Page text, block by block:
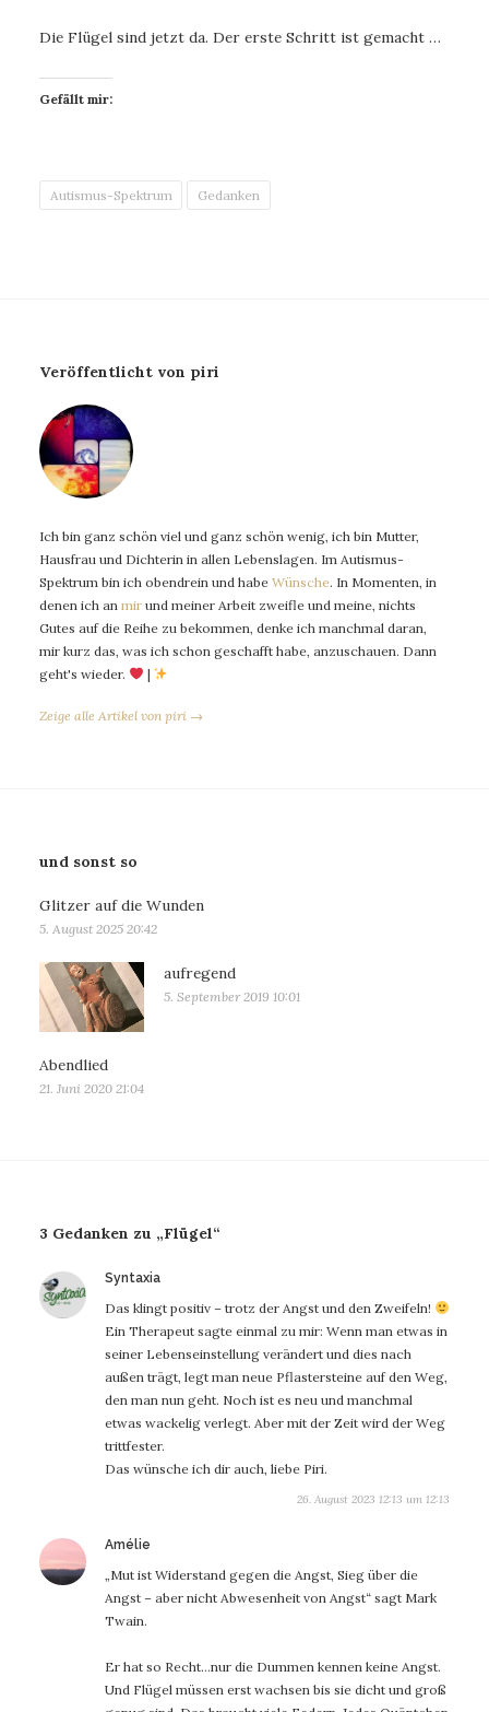
Die Flügel sind jetzt da. Der erste Schritt ist gemacht …
Gefällt mir:
Autismus-Spektrum Gedanken
Veröffentlicht von piri
Ich bin ganz schön viel und ganz schön wenig, ich bin Mutter,
Hausfrau und Dichterin in allen Lebenslagen. Im Autismus-
Spektrum bin ich obendrein und habe Wünsche. In Momenten, in
denen ich an mir und meiner Arbeit zweifle und meine, nichts
Gutes auf die Reihe zu bekommen, denke ich manchmal daran,
mir kurz das, was ich schon geschafft habe, anzuschauen. Dann
geht's wieder.
|
Zeige alle Artikel von piri →
und sonst so
Glitzer auf die Wunden
5. August 2025 20:42
aufregend
5. September 2019 10:01
Abendlied
21. Juni 2020 21:04
3 Gedanken zu „Flügel“
Syntaxia
Das klingt positiv – trotz der Angst und den Zweifeln!
Ein Therapeut sagte einmal zu mir: Wenn man etwas in
seiner Lebenseinstellung verändert und dies nach
außen trägt, legt man neue Pflastersteine auf den Weg,
den man nun geht. Noch ist es neu und manchmal
etwas wackelig verlegt. Aber mit der Zeit wird der Weg
trittfester.
Das wünsche ich dir auch, liebe Piri.
26. August 2023 12:13 um 12:13
Amélie
„Mut ist Widerstand gegen die Angst, Sieg über die
Angst – aber nicht Abwesenheit von Angst“ sagt Mark
Twain.
Er hat so Recht…nur die Dummen kennen keine Angst.
Und Flügel müssen erst wachsen bis sie dicht und groß